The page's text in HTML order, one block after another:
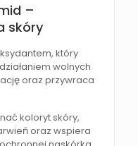
–
skóry
który
wolnych
oraz przywraca
koloryt skóry,
oraz wspiera